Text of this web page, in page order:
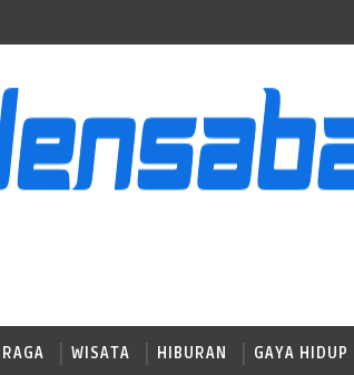
WISATA HIBURAN GAYA HIDUP